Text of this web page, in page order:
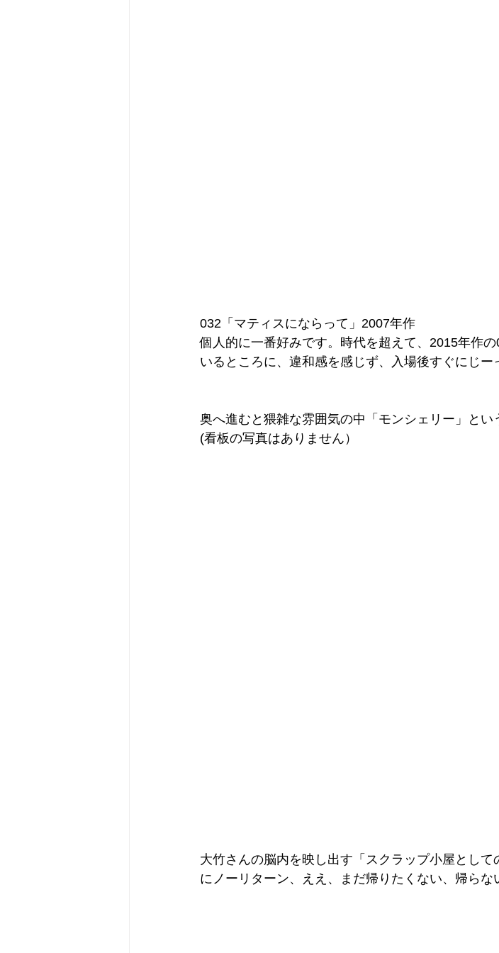
032「マティスにならって」2007年作
個人的に一番好みです。時代を超えて、2015年作
いるところに、違和感を感じず、入場後すぐにじー
奥へ進むと猥雑な雰囲気の中「モンシェリー」とい
(看板の写真はありません）
大竹さんの脳内を映し出す「スクラップ小屋とし
にノーリターン、ええ、まだ帰りたくない、帰らな